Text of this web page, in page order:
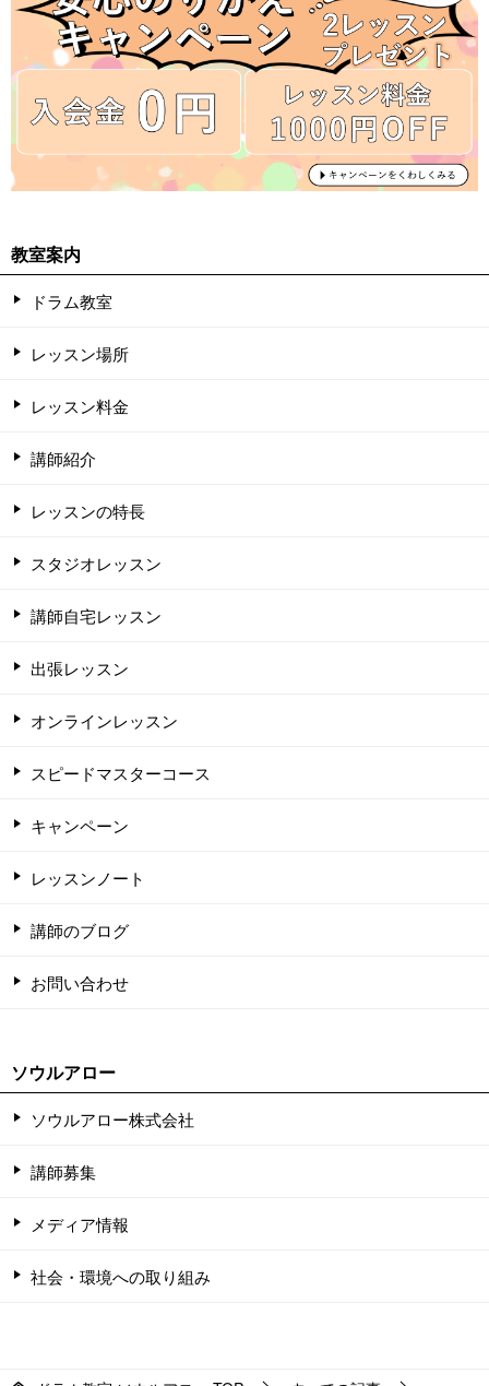
教室案内
ドラム教室
レッスン場所
レッスン料金
講師紹介
レッスンの特長
スタジオレッスン
講師自宅レッスン
出張レッスン
オンラインレッスン
スピードマスターコース
キャンペーン
レッスンノート
講師のブログ
お問い合わせ
ソウルアロー
ソウルアロー株式会社
講師募集
メディア情報
社会・環境への取り組み